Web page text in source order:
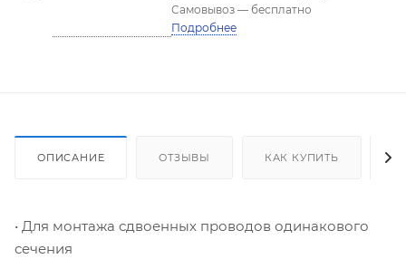
бесплатно
ОПИСАНИЕ ОТЗЫВЫ КАК КУПИТЬ
• Для монтажа сдвоенных проводов одинакового
сечения